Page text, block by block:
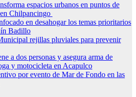
espacios urbanos en puntos de
Chilpancingo
en desahogar los temas prioritarios
Badillo
rejillas pluviales para prevenir
a dos personas y asegura arma de
y motocicleta en Acapulco
por evento de Mar de Fondo en las